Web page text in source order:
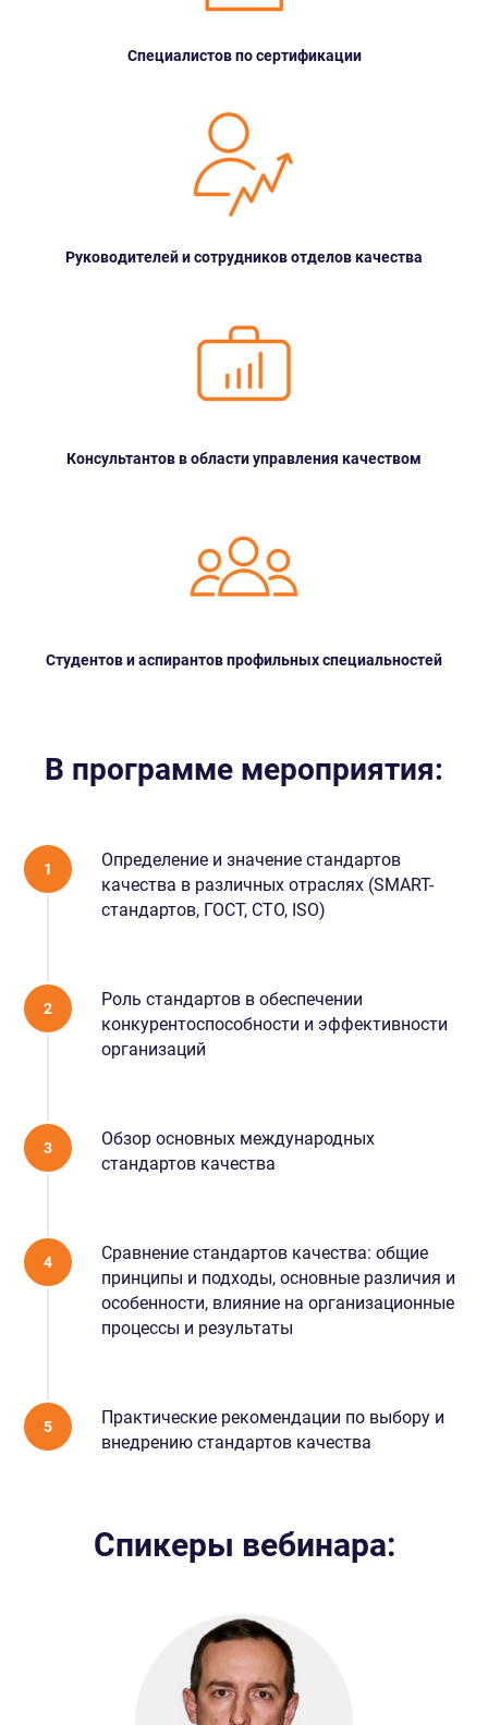
Специалистов по сертификации
Руководителей и сотрудников отделов качества
Консультантов в области управления качеством
Студентов и аспирантов профильных специальностей
В программе мероприятия:
Определение и значение стандартов
качества в различных отраслях (SMART-
стандартов, ГОСТ, СТО, ISO)
Роль стандартов в обеспечении
конкурентоспособности и эффективности
организаций
Обзор основных международных
стандартов качества
Сравнение стандартов качества: общие
принципы и подходы, основные различия и
особенности, влияние на организационные
процессы и результаты
Практические рекомендации по выбору и
внедрению стандартов качества
Спикеры вебинара:
ИСУПБ. Пожарная безопасность
ИСУПБ. Промышленная безопасность
Строительство, проектирование
info@corpres.ru
Контакты
Отзывы
ИСУПБ. Охрана труда